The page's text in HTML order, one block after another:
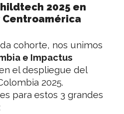
2025 en
Centroamérica
cohorte, nos unimos
e Impactus
el despliegue del
2025.
para estos 3 grandes